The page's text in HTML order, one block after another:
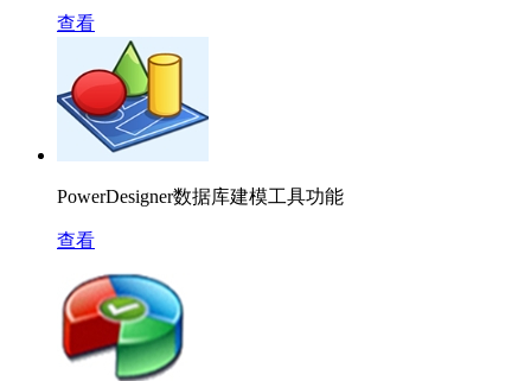
查看
PowerDesigner数据库建模工具功能
查看